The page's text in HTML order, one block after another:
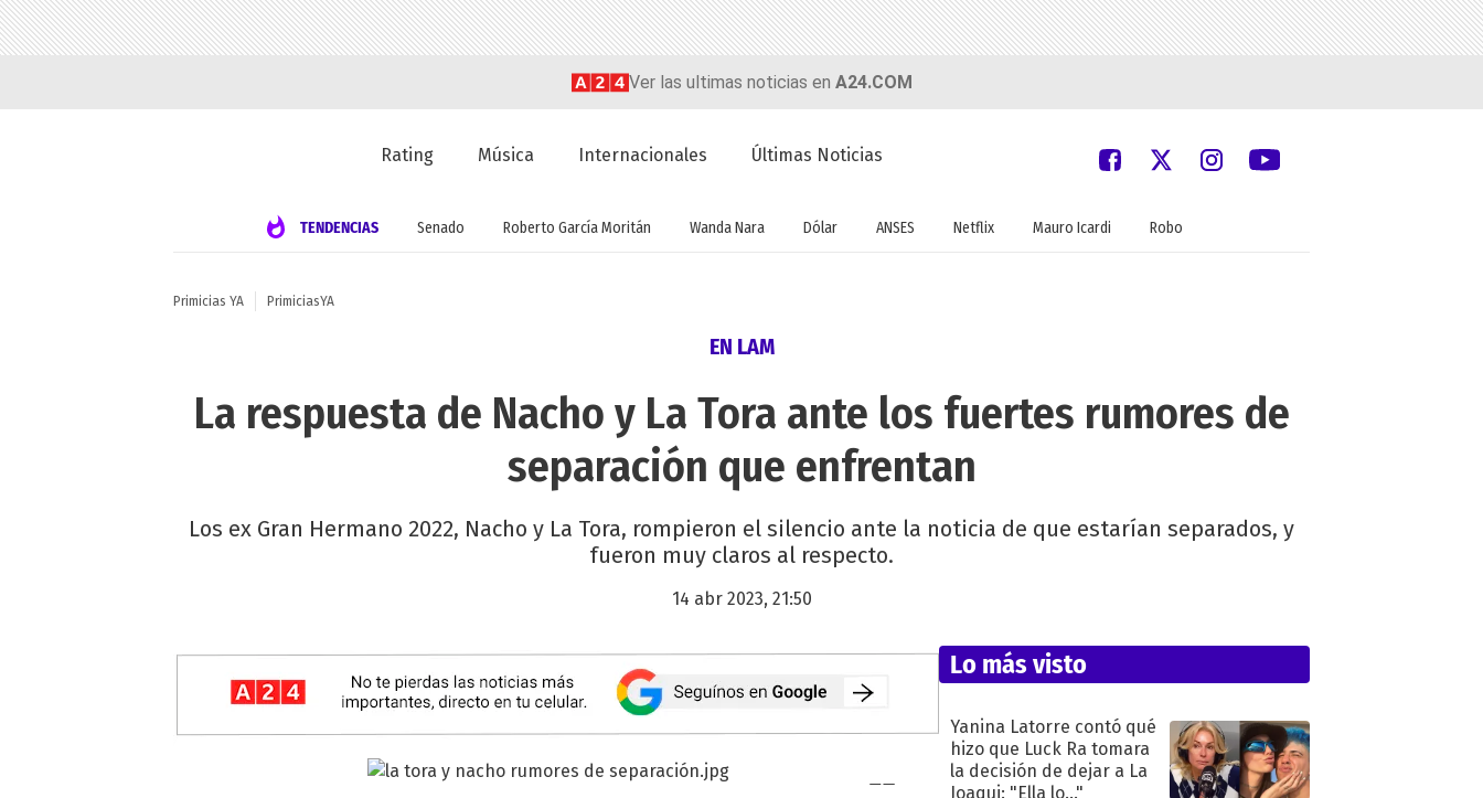
Ver las ultimas noticias en A24.COM
Rating Música Internacionales Últimas Noticias
TENDENCIAS Senado Roberto García Moritán Wanda Nara Dólar ANSES Netflix Mauro Icardi Robo
Primicias YA PrimiciasYA
EN LAM
La respuesta de Nacho y La Tora ante los fuertes rumores de
separación que enfrentan
Los ex Gran Hermano 2022, Nacho y La Tora, rompieron el silencio ante la noticia de que estarían separados, y
fueron muy claros al respecto.
14 abr 2023, 21:50
Lo más visto
Yanina Latorre contó qué
hizo que Luck Ra tomara
la decisión de dejar a La
Joaqui: "Ella lo..."